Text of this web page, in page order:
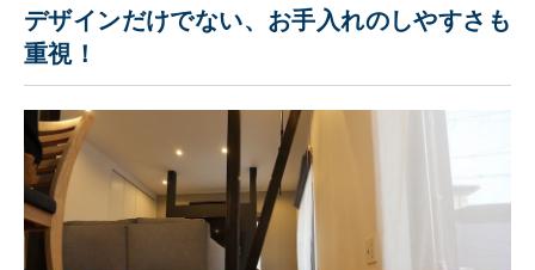
デザインだけでない、お手入れのしやすさも
重視！